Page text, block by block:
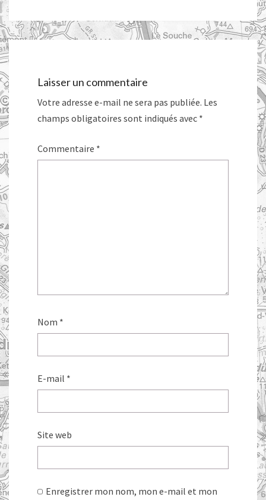
Laisser un commentaire
Votre adresse e-mail ne sera pas publiée. Les
champs obligatoires sont indiqués avec *
Commentaire *
Nom *
E-mail *
Site web
Enregistrer mon nom, mon e-mail et mon